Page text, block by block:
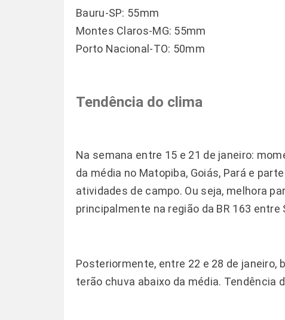
Bauru-SP: 55mm
Montes Claros-MG: 55mm
Porto Nacional-TO: 50mm
Tendência do clima
Na semana entre 15 e 21 de janeiro:
da média no Matopiba, Goiás, Pará e
atividades de campo. Ou seja, melhora
principalmente na região da BR 163 entre
Posteriormente, entre 22 e 28 de janeiro,
terão chuva abaixo da média. Tendência